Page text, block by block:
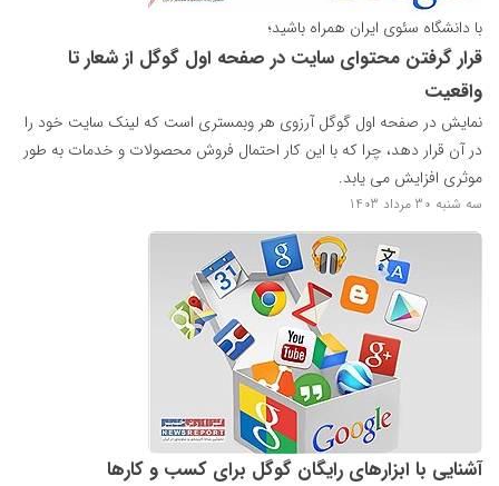
با دانشگاه سئوی ایران همراه باشید؛
قرار گرفتن محتوای سایت در صفحه اول گوگل از شعار تا
واقعیت
نمایش در صفحه اول گوگل آرزوی هر وبمستری است که لینک سایت خود را
در آن قرار دهد، چرا که با این کار احتمال فروش محصولات و خدمات به طور
موثری افزایش می یابد.
سه شنبه 30 مرداد 1403
آشنایی با ابزارهای رایگان گوگل برای کسب و کارها